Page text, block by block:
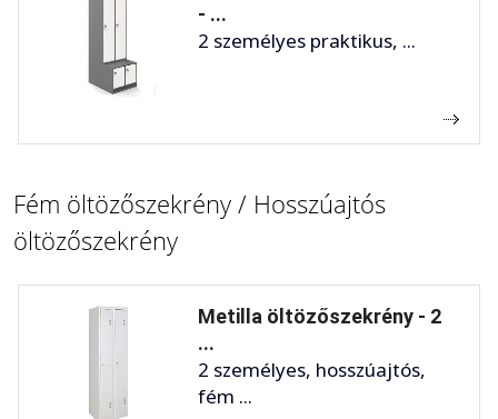
- ...
2 személyes praktikus, ...
Fém öltözőszekrény / Hosszúajtós
öltözőszekrény
Metilla öltözőszekrény - 2
...
2 személyes, hosszúajtós,
fém ...